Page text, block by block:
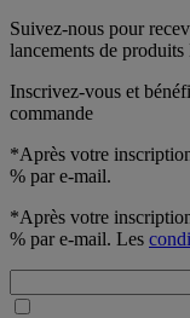
Suivez-nous pour
lancements de produits
Inscrivez-vous et
commande
*Après votre
% par e-mail.
*Après votre
% par e-mail. Les